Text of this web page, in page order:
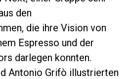
den
die ihre Vision von
Espresso und der
darlegen konnten.
Antonio Grifò illustrierten